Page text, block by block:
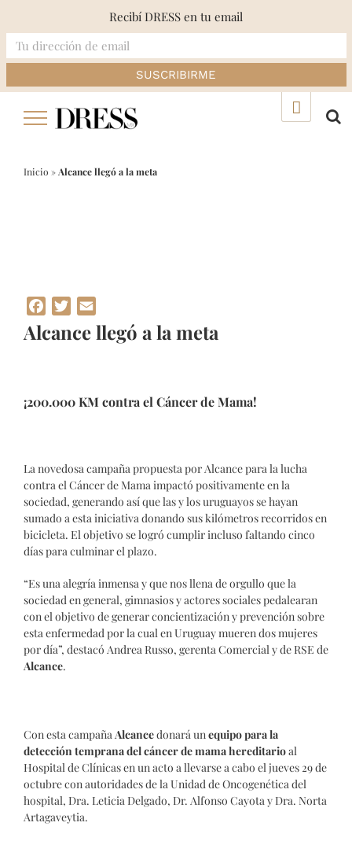
Inicio »Alcance llegó a la meta
Facebook
Twitter
Alcance llegó a la meta
¡200.000 KM contra el Cáncer de Mama!
La novedosa campaña propuesta por Alcance para la lucha
contra el Cáncer de Mama impactó positivamente en la
sociedad, generando así que las y los uruguayos se hayan
sumado a esta iniciativa donando sus kilómetros recorridos en
bicicleta. El objetivo se logró cumplir incluso faltando cinco
díaspara culminar el plazo.
“Es una alegría inmensa y que nos llena de orgullo que la
sociedad en general, gimnasios y actores sociales pedalearan
con el objetivo de generar concientización y prevención sobre
esta enfermedad por la cual en Uruguay mueren dos mujeres
por día”, destacó Andrea Russo, gerenta Comercial y de RSE de
Alcance.
Con esta campañaAlcancedonará unequipo para la
detección temprana del cáncer de mama hereditarioal
Hospital de Clínicas en un acto a llevarse a cabo el jueves 29 de
octubre con autoridades de la Unidad de Oncogenética del
hospital, Dra. Leticia Delgado, Dr. Alfonso Cayota y Dra. Norta
Artagaveytia.
Recibí DRESS en tu email